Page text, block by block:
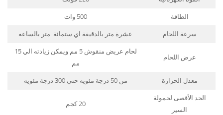
الطاقة 500 وات
سرعة اللحام عشرة متر بالدقيقة اي ستمائة متر بالساعه
عرض اللحام
لحام عريض منقوش 5 مم ويمكن زيادته الي 15
مم
معدل الحرارة من 50 درجة مئويه حتي 300 درجة مئويه
الحد الأقصى لحمولة
السير
20 كجم